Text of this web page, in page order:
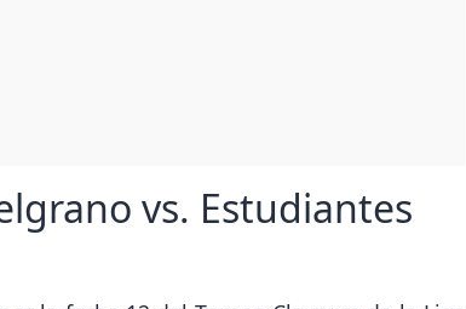
vs. Estudiantes